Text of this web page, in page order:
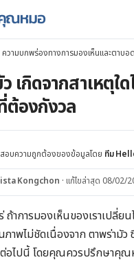
ความบกพร่องทางการมองเห็นและตาบอด
เกิดจากสาเหตุใ
ต้องกังวล
อบความถูกต้องของข้อมูลโดย ทีม
Kongchon · แก้ไขล่าสุด 08/02/
ถ้าการมองเห็นของเราเปลี่ย
าพไม่ชัดเนื่องจาก ตาพร่ามัว
ต่อไปนี้ โดยคุณควรปรึกษาคุ